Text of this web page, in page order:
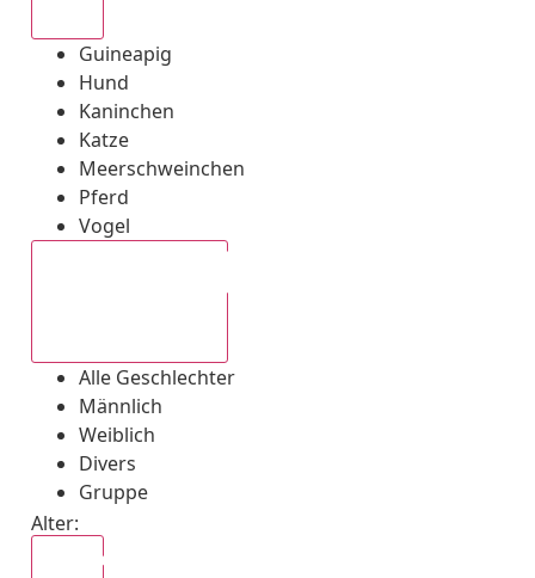
Guineapig
Hund
Kaninchen
Katze
Meerschweinchen
Pferd
Vogel
Alle Geschlechter
Männlich
Weiblich
Divers
Gruppe
Alter: